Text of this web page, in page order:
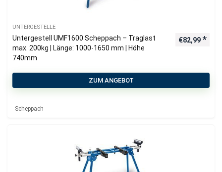
UNTERGESTELLE
Untergestell UMF1600 Scheppach – Traglast
max. 200kg | Länge: 1000-1650 mm | Höhe
740mm
€82,99
ZUM ANGEBOT
Scheppach